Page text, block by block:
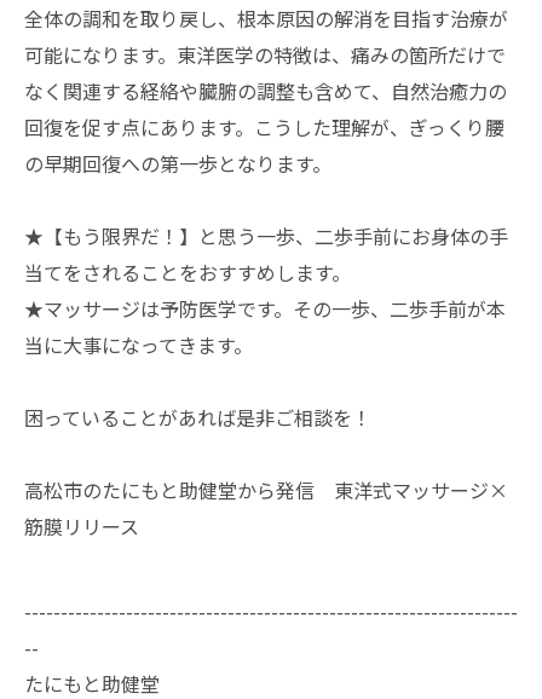
全体の調和を取り戻し、根本原因の解消を目指す治療が
可能になります。東洋医学の特徴は、痛みの箇所だけで
なく関連する経絡や臓腑の調整も含めて、自然治癒力の
回復を促す点にあります。こうした理解が、ぎっくり腰
の早期回復への第一歩となります。
★【もう限界だ！】と思う一歩、二歩手前にお身体の手
当てをされることをおすすめします。
★マッサージは予防医学です。その一歩、二歩手前が本
当に大事になってきます。
困っていることがあれば是非ご相談を！
高松市のたにもと助健堂から発信 東洋式マッサージ×
筋膜リリース
--------------------------------------------------------------------
--
たにもと助健堂